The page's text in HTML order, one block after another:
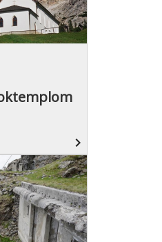
navigate_next